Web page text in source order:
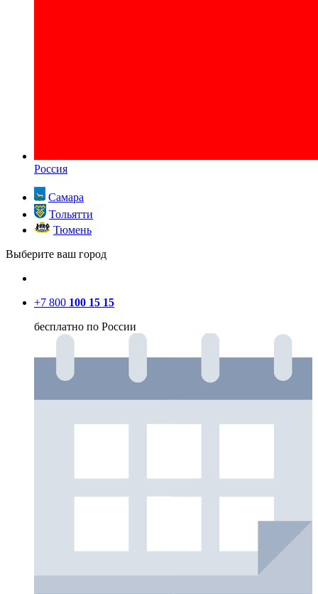
Россия
Самара
Тольятти
Тюмень
Выберите ваш город
+7 800 100 15 15
бесплатно по России